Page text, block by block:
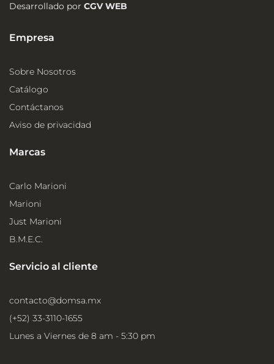
Desarrollado por CGV WEB
Empresa
Sobre Nosotros
Catálogo
Contáctanos
Aviso de privacidad
Marcas
Carlo Marioni
Marioni
Just Marioni
B.M.E.C.
Servicio al cliente
contacto@domsa.mx
(+52) 33-3110-1655
Lunes a Viernes de 8 am - 5:30 pm